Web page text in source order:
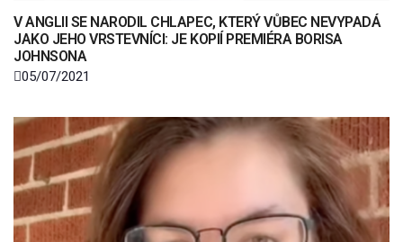
V ANGLII SE NARODIL CHLAPEC, KTERÝ VŮBEC NEVYPADÁ
JAKO JEHO VRSTEVNÍCI: JE KOPIÍ PREMIÉRA BORISA
JOHNSONA
05/07/2021